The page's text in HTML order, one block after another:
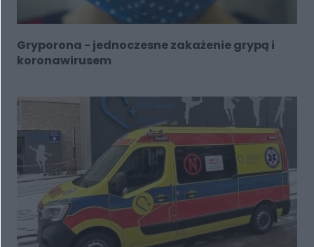
Gryporona - jednoczesne zakażenie grypą i
koronawirusem